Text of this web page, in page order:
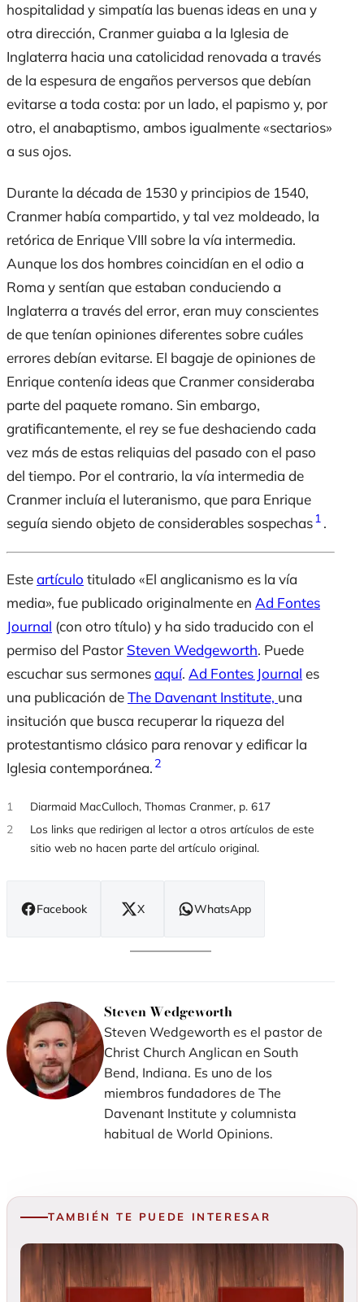
hospitalidad y simpatía las buenas ideas en una y
otra dirección, Cranmer guiaba a la Iglesia de
Inglaterra hacia una catolicidad renovada a través
de la espesura de engaños perversos que debían
evitarse a toda costa: por un lado, el papismo y, por
otro, el anabaptismo, ambos igualmente «sectarios»
a sus ojos.
Durante la década de 1530 y principios de 1540,
Cranmer había compartido, y tal vez moldeado, la
retórica de Enrique VIII sobre la vía intermedia.
Aunque los dos hombres coincidían en el odio a
Roma y sentían que estaban conduciendo a
Inglaterra a través del error, eran muy conscientes
de que tenían opiniones diferentes sobre cuáles
errores debían evitarse. El bagaje de opiniones de
Enrique contenía ideas que Cranmer consideraba
parte del paquete romano. Sin embargo,
gratificantemente, el rey se fue deshaciendo cada
vez más de estas reliquias del pasado con el paso
del tiempo. Por el contrario, la vía intermedia de
Cranmer incluía el luteranismo, que para Enrique
seguía siendo objeto de considerables sospechas1 .
Esteartículo titulado «El anglicanismo es la vía
media», fue publicado originalmente en Ad Fontes
Journal (con otro título) y ha sido traducido con el
permiso del Pastor Steven Wedgeworth. Puede
escuchar sus sermonesaquí. Ad Fontes Journal es
una publicación deThe Davenant Institute, una
insitución que busca recuperar la riqueza del
protestantismo clásico para renovar y edificar la
Iglesia contemporánea. 2
1
Diarmaid MacCulloch, Thomas Cranmer, p. 617
2
Los links que redirigen al lector a otros artículos de este
sitio web no hacen parte del artículo original.
Facebook
(se
X
(se
en
WhatsApp
(se
Steven Wedgeworth
Steven Wedgeworth es el pastor de
Christ Church Anglican en South
Bend, Indiana. Es uno de los
miembros fundadores de The
Davenant Institute y columnista
habitual de World Opinions.
TAMBIÉN TE PUEDE INTERESAR